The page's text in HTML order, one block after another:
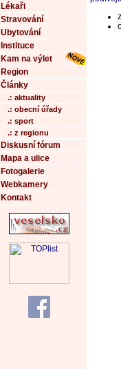
Lékaři
Stravování
Ubytování
Instituce
Kam na výlet
Region
Články
.: aktuality
.: obecní úřady
.: sport
.: z regionu
Diskusní fórum
Mapa a ulice
Fotogalerie
Webkamery
Kontakt